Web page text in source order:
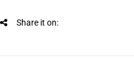
Share it on: